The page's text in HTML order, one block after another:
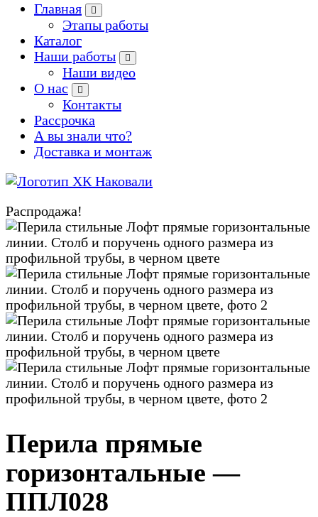
Главная
Этапы работы
Каталог
Наши работы
Наши видео
О нас
Контакты
Рассрочка
А вы знали что?
Доставка и монтаж
Распродажа!
Zoom
Перила прямые
горизонтальные —
ППЛ028